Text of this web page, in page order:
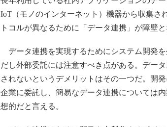
IoT（モノのインターネット）機器から収集さ
トコルが異なるために「データ連携」が障壁と
データ連携を実現するためにシステム開発
だし外部委託には注意すべき点がある。デー
されないというデメリットはその一つだ。開
企業に委託し、簡易なデータ連携については
想的だと言える。